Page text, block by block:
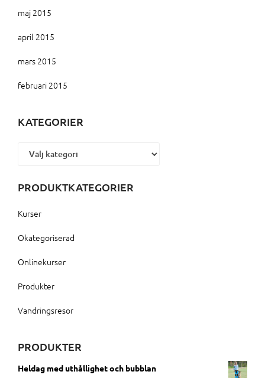
maj 2015
april 2015
mars 2015
februari 2015
KATEGORIER
Kategorier
PRODUKTKATEGORIER
Kurser
Okategoriserad
Onlinekurser
Produkter
Vandringsresor
PRODUKTER
Heldag med uthållighet och bubblan